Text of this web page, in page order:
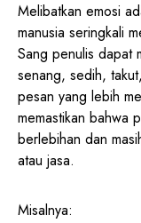
Melibatkan emosi
manusia seringkali
Sang penulis dapat
senang, sedih,
pesan yang lebih
memastikan bahwa
berlebihan dan
atau jasa.
Misalnya: